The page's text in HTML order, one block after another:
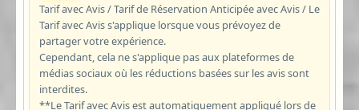
Tarif avec Avis / Tarif de Réservation Anticipée avec Avis / Le
Tarif avec Avis s'applique lorsque vous prévoyez de
partager votre expérience.
Cependant, cela ne s'applique pas aux plateformes de
médias sociaux où les réductions basées sur les avis sont
interdites.
**Le Tarif avec Avis est automatiquement appliqué lors de